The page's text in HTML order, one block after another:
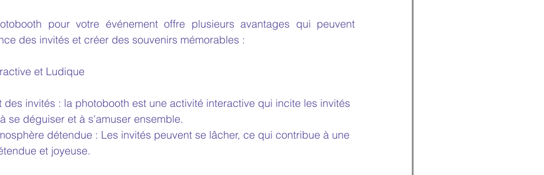
pour votre événement offre plusieurs avantages qui peuvent
des invités et créer des souvenirs mémorables :
et Ludique
des invités : la photobooth est une activité interactive qui incite les invités
se déguiser et à s'amuser ensemble.
détendue : Les invités peuvent se lâcher, ce qui contribue à une
et joyeuse.